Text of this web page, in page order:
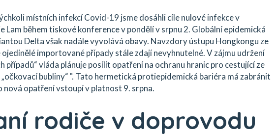
místních infekcí Covid-19 jsme dosáhli cíle nulové infekce v
Lam během tiskové konference v pondělí v srpnu 2. Globální epidemická
Delta však nadále vyvolává obavy. Navzdory ústupu Hongkongu ze
importované případy stále zdají nevyhnutelné. V zájmu udržení
případů“ vláda plánuje posílit opatření na ochranu hranic pro cestující ze
bubliny“ ". Tato hermetická protiepidemická bariéra má zabránit
nová opatření vstoupí v platnost 9. srpna.
rodiče v doprovodu